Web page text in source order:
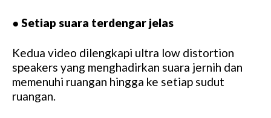
● Setiap suara terdengar jelas
Kedua video dilengkapi ultra low distortion
speakers yang menghadirkan suara jernih dan
memenuhi ruangan hingga ke setiap sudut
ruangan.